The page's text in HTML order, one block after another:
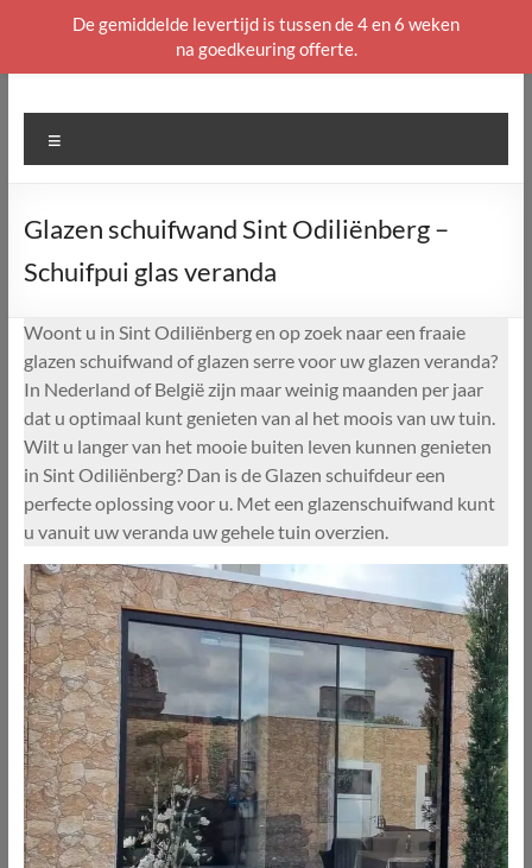
naar
Glazen schuifwand Sint Odiliënberg –
Schuifpui glas veranda
Woont u in Sint Odiliënberg en op zoek naar een fraaie
glazen schuifwand of glazen serre voor uw glazen veranda?
In Nederland of België zijn maar weinig maanden per jaar
dat u optimaal kunt genieten van al het moois van uw tuin.
Wilt u langer van het mooie buiten leven kunnen genieten
in Sint Odiliënberg? Dan is de Glazen schuifdeur een
perfecte oplossing voor u. Met een glazenschuifwand kunt
u vanuit uw veranda uw gehele tuin overzien.
De gemiddelde levertijd is tussen de 4 en 6 weken
na goedkeuring offerte.